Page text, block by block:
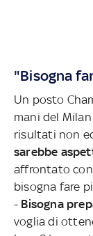
"Bisogna
Un posto
mani del
risultati non
sarebbe
affrontato con
bisogna fare
- Bisogna
voglia di otten